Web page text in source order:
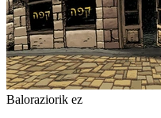
Baloraziorik ez